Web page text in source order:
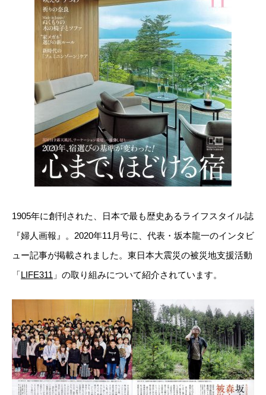
1905年に創刊された、日本で最も歴史あるライフスタイル誌
『婦人画報』。2020年11月号に、代表・坂本龍一のインタビ
ュー記事が掲載されました。東日本大震災の被災地支援活動
「LIFE311 」の取り組みについて紹介されています。